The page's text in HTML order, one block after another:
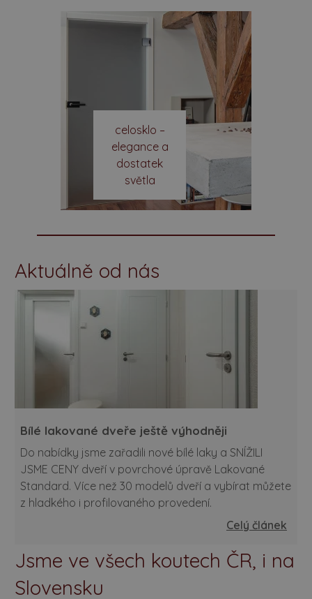
celosklo –
elegance a
dostatek
světla
Aktuálně od nás
Bílé lakované dveře ještě výhodněji
Do nabídky jsme zařadili nové bílé laky a SNÍŽILI
JSME CENY dveří v povrchové úpravě Lakované
Standard. Více než 30 modelů dveří a vybírat můžete
z hladkého i profilovaného provedení.
Celý článek
Jsme ve všech koutech ČR, i na
Slovensku